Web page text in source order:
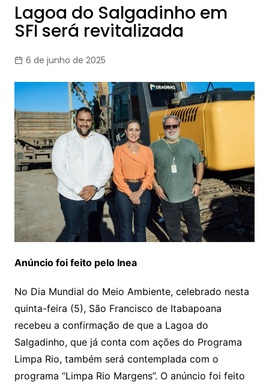
Lagoa do Salgadinho em
SFI será revitalizada
6 de junho de 2025
Anúncio foi feito pelo Inea
No Dia Mundial do Meio Ambiente, celebrado nesta
quinta-feira (5), São Francisco de Itabapoana
recebeu a confirmação de que a Lagoa do
Salgadinho, que já conta com ações do Programa
Limpa Rio, também será contemplada com o
programa “Limpa Rio Margens”. O anúncio foi feito